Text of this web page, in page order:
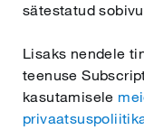
sätestatud
Lisaks nendele
teenuse
kasutamisele